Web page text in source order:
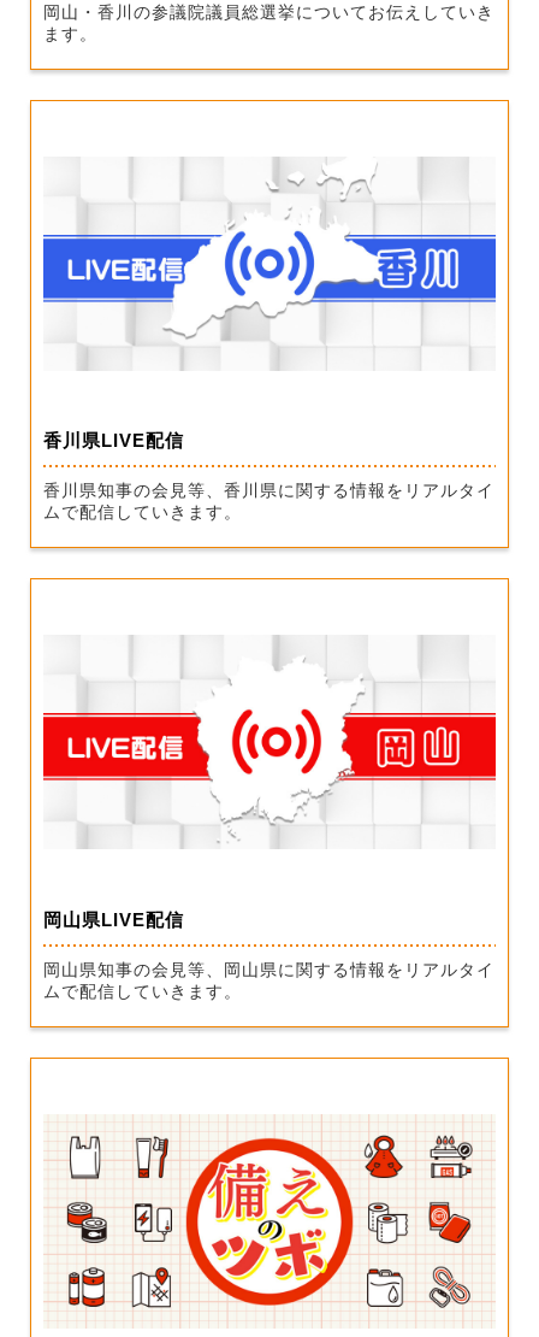
岡山・香川の参議院議員総選挙についてお伝えしていき
ます。
香川県LIVE配信
香川県知事の会見等、香川県に関する情報をリアルタイ
ムで配信していきます。
岡山県LIVE配信
岡山県知事の会見等、岡山県に関する情報をリアルタイ
ムで配信していきます。